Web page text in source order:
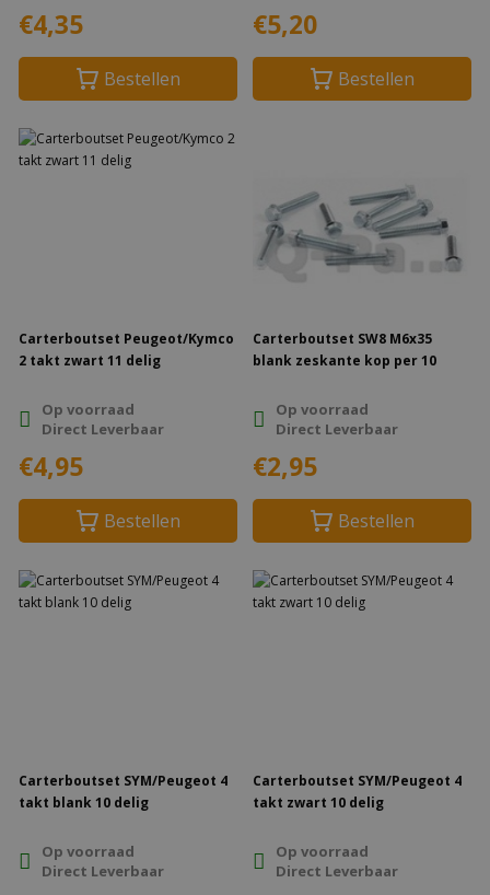
€4,35
Bestellen
€5,20
Bestellen
Carterboutset Peugeot/Kymco
2 takt zwart 11 delig
Op voorraad
Direct Leverbaar
€4,95
Bestellen
Carterboutset SW8 M6x35
blank zeskante kop per 10
Op voorraad
Direct Leverbaar
€2,95
Bestellen
Carterboutset SYM/Peugeot 4
takt blank 10 delig
Op voorraad
Direct Leverbaar
Carterboutset SYM/Peugeot 4
takt zwart 10 delig
Op voorraad
Direct Leverbaar